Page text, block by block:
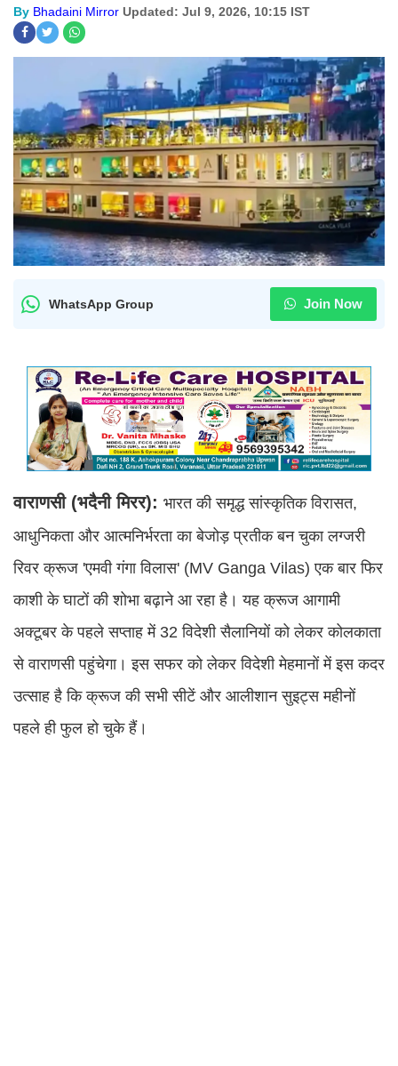
By Bhadaini Mirror Updated: Jul 9, 2026, 10:15 IST
WhatsApp Group Join Now
वाराणसी (भदैनी मिरर): भारत की समृद्ध सांस्कृतिक विरासत,
आधुनिकता और आत्मनिर्भरता का बेजोड़ प्रतीक बन चुका लग्जरी
रिवर क्रूज 'एमवी गंगा विलास' (MV Ganga Vilas) एक बार फिर
काशी के घाटों की शोभा बढ़ाने आ रहा है। यह क्रूज आगामी
अक्टूबर के पहले सप्ताह में 32 विदेशी सैलानियों को लेकर कोलकाता
से वाराणसी पहुंचेगा। इस सफर को लेकर विदेशी मेहमानों में इस कदर
उत्साह है कि क्रूज की सभी सीटें और आलीशान सुइट्स महीनों
पहले ही फुल हो चुके हैं।